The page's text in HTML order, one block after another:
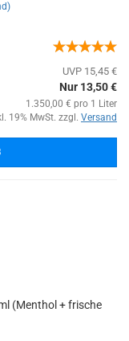
UVP 15,45 €
Nur 13,50 €
1.350,00 € pro 1 Liter
19% MwSt. zzgl. Versand
(Menthol + frische